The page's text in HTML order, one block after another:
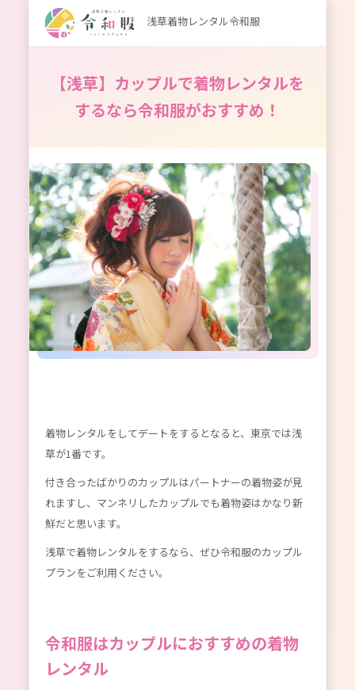
浅草着物レンタル令和服
【浅草】カップルで着物レンタルを
するなら令和服がおすすめ！
着物レンタルをしてデートをするとなると、東京では浅
草が1番です。
付き合ったばかりのカップルはパートナーの着物姿が見
れますし、マンネリしたカップルでも着物姿はかなり新
鮮だと思います。
浅草で着物レンタルをするなら、ぜひ令和服のカップル
プランをご利用ください。
令和服はカップルにおすすめの着物
レンタル